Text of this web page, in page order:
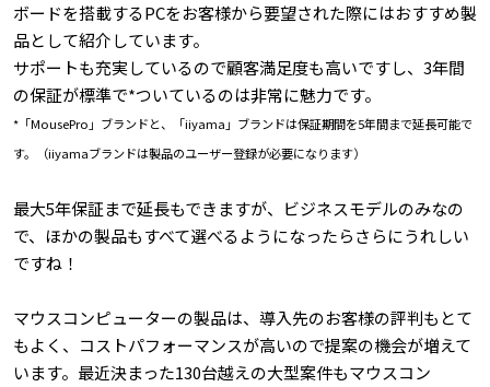
ボードを搭載するPCをお客様から要望された際にはおすすめ製
品として紹介しています。
サポートも充実しているので顧客満足度も高いですし、3年間
の保証が標準で*ついているのは非常に魅力です。
*「MousePro」ブランドと、「iiyama」ブランドは保証期間を5年間まで延長可能で
す。（iiyamaブランドは製品のユーザー登録が必要になります）
最大5年保証まで延長もできますが、ビジネスモデルのみなの
で、ほかの製品もすべて選べるようになったらさらにうれしい
ですね！
マウスコンピューターの製品は、導入先のお客様の評判もとて
もよく、コストパフォーマンスが高いので提案の機会が増えて
います。最近決まった130台越えの大型案件もマウスコン